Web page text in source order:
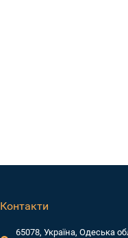
Контакти
65078, Україна, Одеська